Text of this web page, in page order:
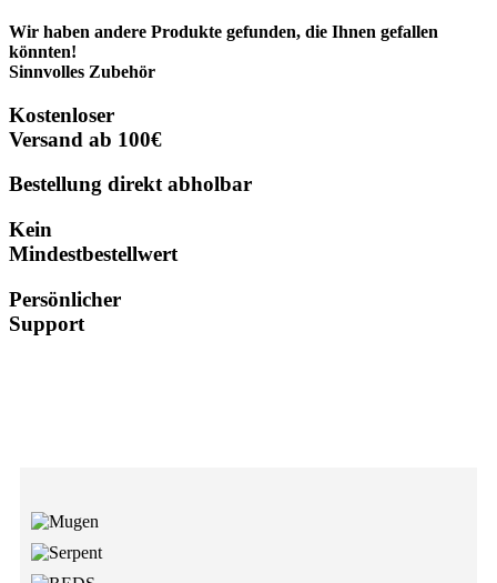
Wir haben andere Produkte gefunden, die Ihnen gefallen
könnten!
Sinnvolles Zubehör
Kostenloser
Versand ab 100€
Bestellung direkt abholbar
Kein
Mindestbestellwert
Persönlicher
Support